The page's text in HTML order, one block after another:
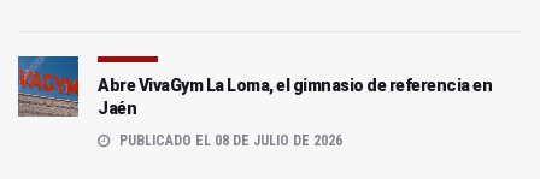
Abre VivaGym La Loma, el gimnasio de referencia en
Jaén
PUBLICADO EL 08 DE JULIO DE 2026